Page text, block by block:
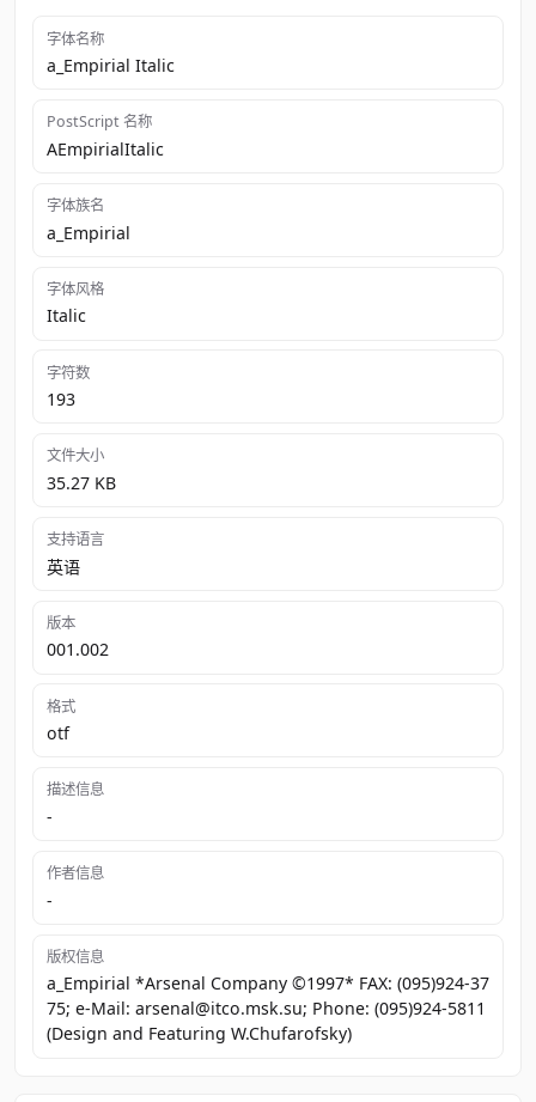
字体名称
a_Empirial Italic
PostScript 名称
AEmpirialItalic
字体族名
a_Empirial
字体风格
Italic
字符数
193
文件大小
35.27 KB
支持语言
英语
版本
001.002
格式
otf
描述信息
-
作者信息
-
版权信息
a_Empirial *Arsenal Company ©1997* FAX: (095)924-37
75; e-Mail: arsenal@itco.msk.su; Phone: (095)924-5811
(Design and Featuring W.Chufarofsky)